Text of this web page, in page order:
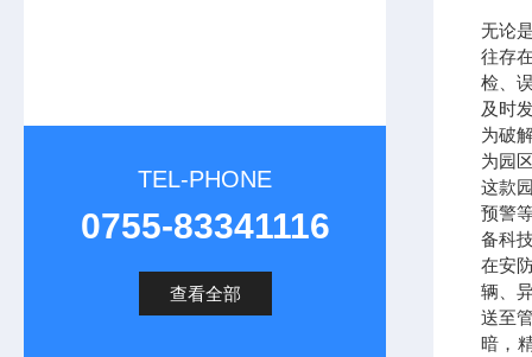
TEL-PHONE
0755-83341116
查看全部
无论
往存
检、
及时
为破
为园
这款
预警
备科
在安
辆、
送至
暗，